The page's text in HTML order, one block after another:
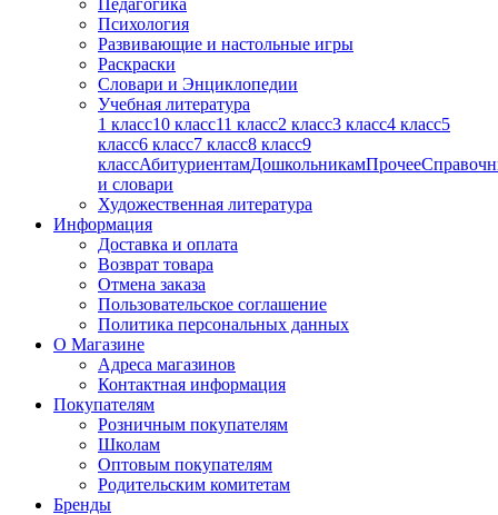
Педагогика
Психология
Развивающие и настольные игры
Раскраски
Словари и Энциклопедии
Учебная литература
1 класс10 класс11 класс2 класс3 класс4 класс5
класс6 класс7 класс8 класс9
классАбитуриентамДошкольникамПрочее
и словари
Художественная литература
Информация
Доставка и оплата
Возврат товара
Отмена заказа
Пользовательское соглашение
Политика персональных данных
О Магазине
Адреса магазинов
Контактная информация
Покупателям
Розничным покупателям
Школам
Оптовым покупателям
Родительским комитетам
Бренды